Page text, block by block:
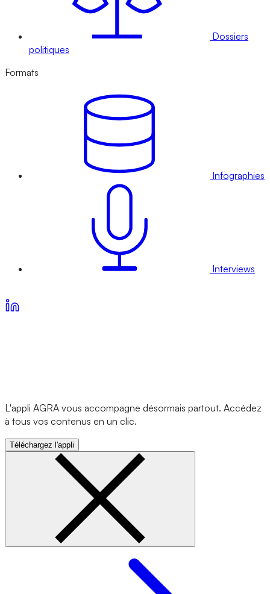
Dossiers
politiques
Formats
Infographies
Interviews
L'appli AGRA vous accompagne désormais partout. Accédez
à tous vos contenus en un clic.
Téléchargez l'appli